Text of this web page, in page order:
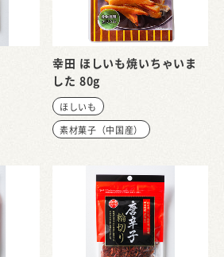
幸田 ほしいも焼いちゃいま
した 80g
ほしいも
素材菓子（中国産）